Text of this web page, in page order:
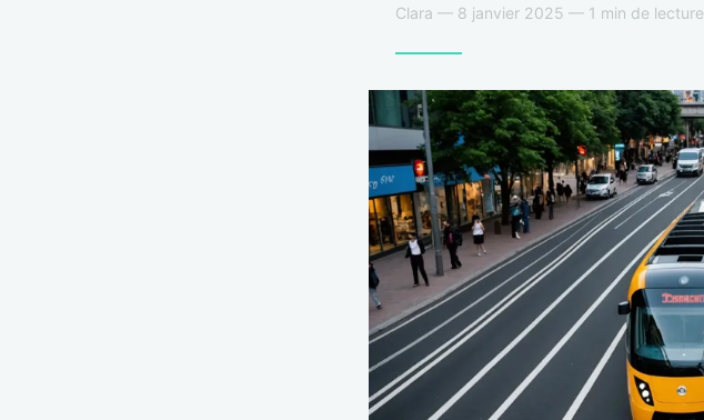
Clara — 8 janvier 2025 — 1 min de lecture